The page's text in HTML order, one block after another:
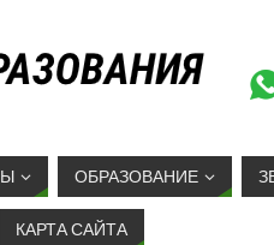
ОБРАЗОВАНИЕ
КАРТА САЙТА